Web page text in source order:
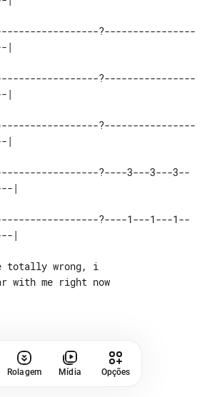
?----------------
|
?----------------
|
?----------------
|
?----3---3---3--
|
?----1---1---1--
|
with me right now
Rolagem Mídia Opções